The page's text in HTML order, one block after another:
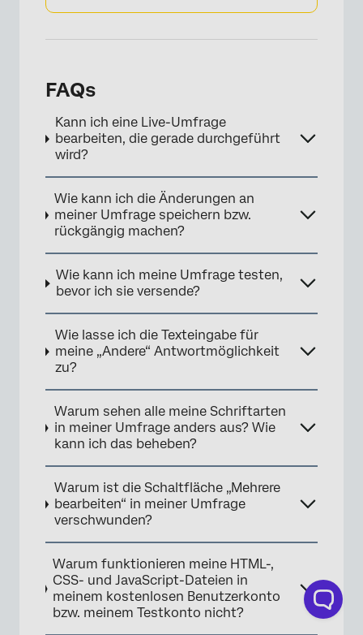
FAQs
Kann ich eine Live-Umfrage
bearbeiten, die gerade durchgeführt
wird?
Wie kann ich die Änderungen an
meiner Umfrage speichern bzw.
rückgängig machen?
Wie kann ich meine Umfrage testen,
bevor ich sie versende?
Wie lasse ich die Texteingabe für
meine „Andere“ Antwortmöglichkeit
zu?
Warum sehen alle meine Schriftarten
in meiner Umfrage anders aus? Wie
kann ich das beheben?
Warum ist die Schaltfläche „Mehrere
bearbeiten“ in meiner Umfrage
verschwunden?
Warum funktionieren meine HTML-,
CSS- und JavaScript-Dateien in
meinem kostenlosen Benutzerkonto
bzw. meinem Testkonto nicht?